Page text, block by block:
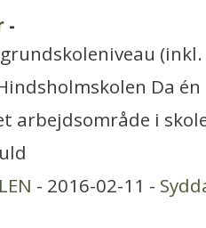
-
(inkl.
Da
arbejdsområde i
- 2016-02-11 -